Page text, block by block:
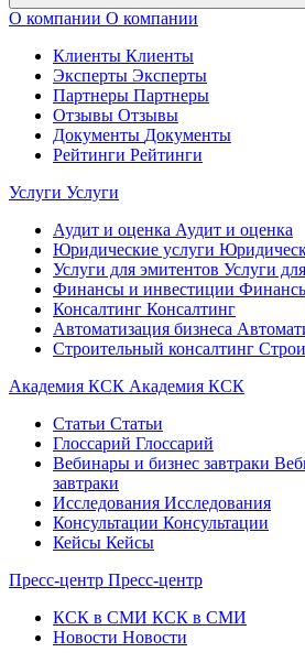
О компании О компании
Клиенты Клиенты
Эксперты Эксперты
Партнеры Партнеры
Отзывы Отзывы
Документы Документы
Рейтинги Рейтинги
Услуги Услуги
Аудит и оценка Аудит и оценка
Юридические услуги
Услуги для эмитентов Услуги
Финансы и инвестиции
Консалтинг Консалтинг
Автоматизация бизнеса
Строительный консалтинг
Академия КСК Академия КСК
Статьи Статьи
Глоссарий Глоссарий
Вебинары и бизнес завтраки
завтраки
Исследования Исследования
Консультации Консультации
Кейсы Кейсы
Пресс-центр Пресс-центр
КСК в СМИ КСК в СМИ
Новости Новости